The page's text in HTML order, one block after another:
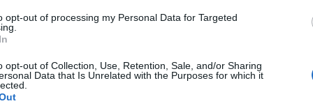
opt-out of processing my Personal Data for Targeted
opt-out of Collection, Use, Retention, Sale, and/or Sharing
Data that Is Unrelated with the Purposes for which it
1.4kVisualizzazioni 2commenti